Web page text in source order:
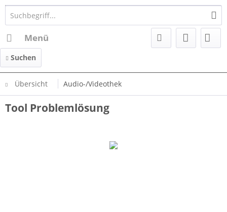
Menü
Suchen
Übersicht Audio-/Videothek
Tool Problemlösung